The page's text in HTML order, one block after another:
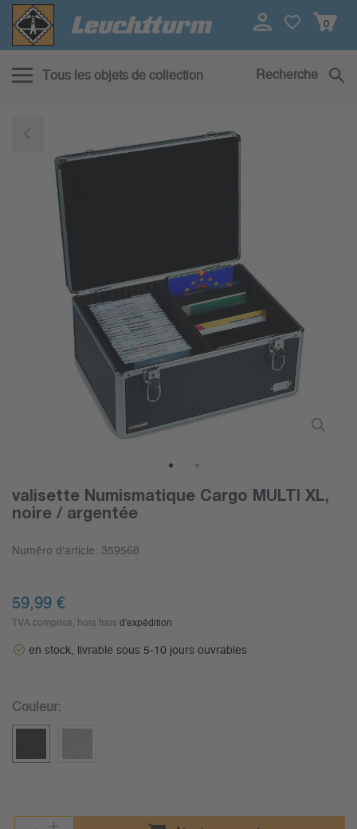
0
Tous les objets de collection Recherche
valisette Numismatique Cargo MULTI XL,
noire / argentée
Numéro d'article: 359568
59,99 €
TVA comprise, hors frais d'expédition
en stock, livrable sous 5-10 jours ouvrables
Couleur: